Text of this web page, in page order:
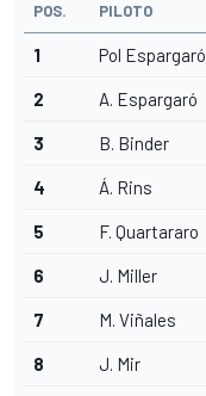
POS. PILOTO
1 Pol Espargaró
2 A. Espargaró
3 B. Binder
4 Á. Rins
5 F. Quartararo
6 J. Miller
7 M. Viñales
8 J. Mir